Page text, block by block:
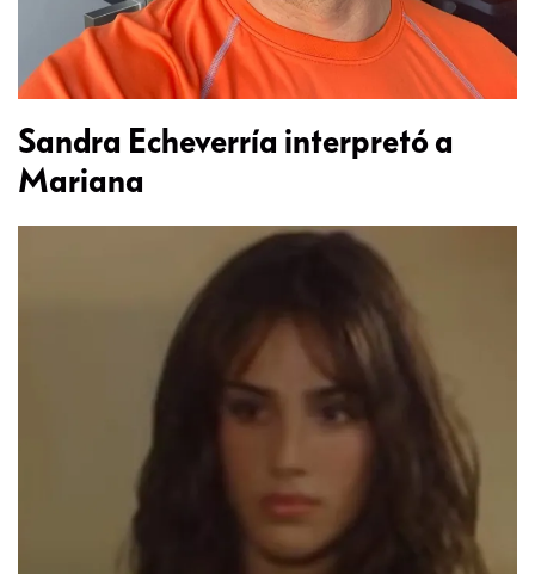
Sandra Echeverría interpretó a
Mariana